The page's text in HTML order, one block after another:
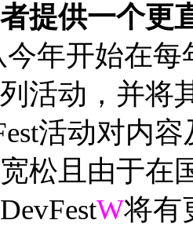
提供一个更
今年开始在
活动，并将
活动对内
松且由于在
W将有